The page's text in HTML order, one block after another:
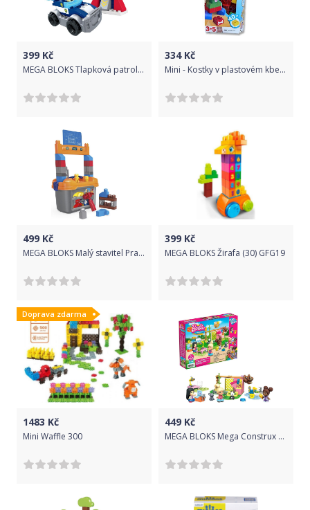
399 Kč
MEGA BLOKS Tlapková patrola Chaseovo policejní auto
334Kč
Mini - Kostky v plastovém kbelíku - 40dílů
499 Kč
MEGA BLOKS Malý stavitel Pracovní stůl
399 Kč
MEGA BLOKS Žirafa (30) GFG19
Doprava zdarma
1483 Kč
Mini Waffle 300
449 Kč
MEGA BLOKS Mega Construx Barbie péče o zvířátka GYH09